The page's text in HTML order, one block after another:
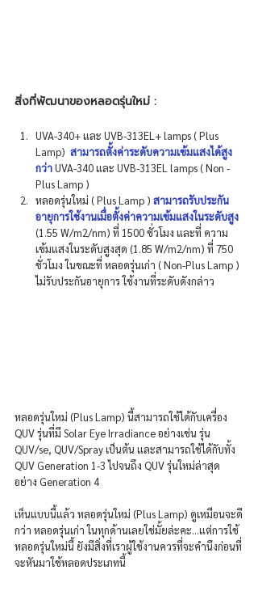
สิ่งที่พัฒนาของหลอดรุ่นใหม่ :
UVA-340+ และ UVB-313EL+ lamps ( Plus
Lamp) สามารถตั้งค่าระดับความเข้มแสงได้สูง
กว่า UVA-340 และ UVB-313EL lamps ( Non -
Plus Lamp )
หลอดรุ่นใหม่ ( Plus Lamp ) สามารถรับประกัน
อายุการใช้งานเมื่อตั้งค่าความเข้มแสงในระดับสูง
(1.55 W/m2/nm) ที่ 1500 ชั่วโมง และที่ ความ
เข้มแสงในระดับสูงสุด (1.85 W/m2/nm) ที่ 750
ชั่วโมง ในขณะที่ หลอดรุ่นเก่า ( Non-Plus Lamp )
ไม่รับประกันอายุการ ใช้งานที่ระดับดังกล่าว
หลอดรุ่นใหม่ (Plus Lamp) นี้สามารถใช้ได้กับเครื่อง
QUV รุ่นที่มี Solar Eye Irradiance อย่างเช่น รุ่น
QUV/se, QUV/Spray เป็นต้น และสามารถใช้ได้กับทั้ง
QUV Generation 1-3 ไปจนถึง QUV รุ่นใหม่ล่าสุด
อย่าง Generation 4
เห็นแบบนี้แล้ว หลอดรุ่นใหม่ (Plus Lamp) ดูเหมือนจะดี
กว่า หลอดรุ่นเก่า ในทุกด้านเลยใช่มั้ยล่ะคะ...แต่การใช้
หลอดรุ่นใหม่นี้ ยังมีสิ่งที่เราผู้ใช้งานควรที่จะคำนึงก่อนที่
จะหันมาใช้หลอดประเภทนี้